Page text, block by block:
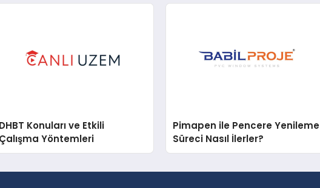
DHBT Konuları ve Etkili
Çalışma Yöntemleri
Pimapen ile Pencere Yenileme
Süreci Nasıl İlerler?